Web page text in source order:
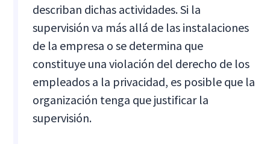
describan dichas actividades. Si la
supervisión va más allá de las instalaciones
de la empresa o se determina que
constituye una violación del derecho de los
empleados a la privacidad, es posible que la
organización tenga que justificar la
supervisión.